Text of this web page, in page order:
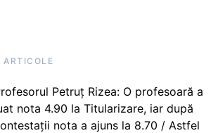
Petruț Rizea: O profesoară a
nota 4.90 la Titularizare, iar după
nota a ajuns la 8.70 / Astfel